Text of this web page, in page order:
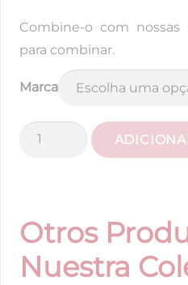
Combine-o com nossas
para combinar.
Marca
Quantidade
parede
Liberty
Lead
Otros
Nuestra